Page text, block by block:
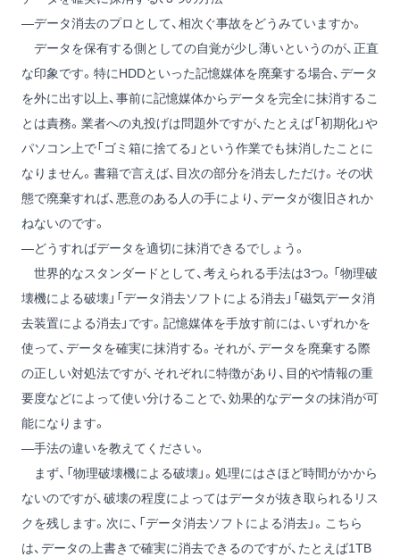
―データ消去のプロとして、相次ぐ事故をどうみていますか。
データを保有する側としての自覚が少し薄いというのが、正直
な印象です。特にHDDといった記憶媒体を廃棄する場合、データ
を外に出す以上、事前に記憶媒体からデータを完全に抹消するこ
とは責務。業者への丸投げは問題外ですが、たとえば「初期化」や
パソコン上で「ゴミ箱に捨てる」という作業でも抹消したことに
なりません。書籍で言えば、目次の部分を消去しただけ。その状
態で廃棄すれば、悪意のある人の手により、データが復旧されか
ねないのです。
―どうすればデータを適切に抹消できるでしょう。
世界的なスタンダードとして、考えられる手法は3つ。「物理破
壊機による破壊」「データ消去ソフトによる消去」「磁気データ消
去装置による消去」です。記憶媒体を手放す前には、いずれかを
使って、データを確実に抹消する。それが、データを廃棄する際
の正しい対処法ですが、それぞれに特徴があり、目的や情報の重
要度などによって使い分けることで、効果的なデータの抹消が可
能になります。
―手法の違いを教えてください。
まず、「物理破壊機による破壊」。処理にはさほど時間がかから
ないのですが、破壊の程度によってはデータが抜き取られるリス
クを残します。次に、「データ消去ソフトによる消去」。こちら
は、データの上書きで確実に消去できるのですが、たとえば1TB